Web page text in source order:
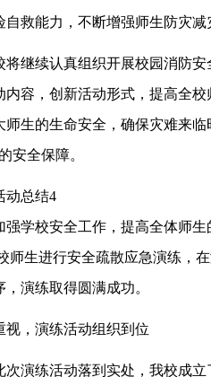
自救能力，不断增强师生防灾减
将继续认真组织开展校园消防
内容，创新活动形式，提高全
师生的生命安全，确保灾难来
安全保障。
动总结4
强学校安全工作，提高全体师
师生进行安全疏散应急演练，
演练取得圆满成功。
视，演练活动组织到位
次演练活动落到实处，我校成